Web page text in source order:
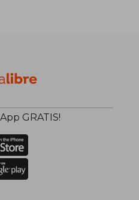
GRATIS!